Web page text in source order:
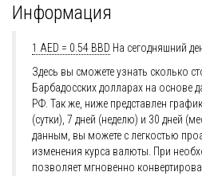
Информация
1 AED = 0.54 BBD На сегодняшний
Здесь вы сможете узнать сколько
Барбадосских долларах на основе
РФ. Так же, ниже представлен
(сутки), 7 дней (неделю) и 30 дней
данным, вы можете с легкостью
изменения курса валюты. При
позволяет мгновенно